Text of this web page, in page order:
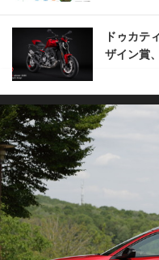
ドゥカテ
ザイン賞